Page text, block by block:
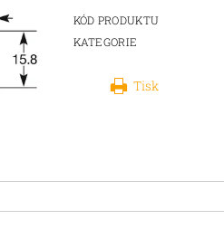
KÓD PRODUKTU
KATEGORIE
Tisk